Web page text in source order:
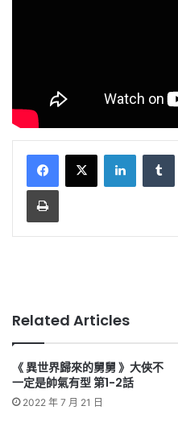
LinkedIn
Print
Related Articles
《 異世界歸來的舅舅 》大俠不
一定是帥氣有型 第1-2話
2022 年 7 月 21 日